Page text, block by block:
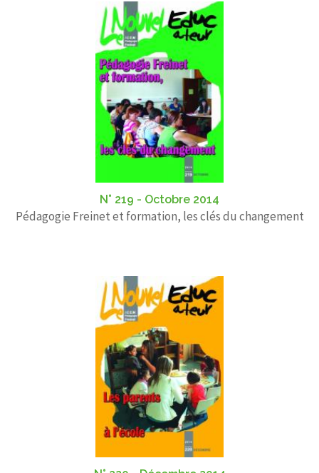
N° 219 - Octobre 2014
Pédagogie Freinet et formation, les clés du changement